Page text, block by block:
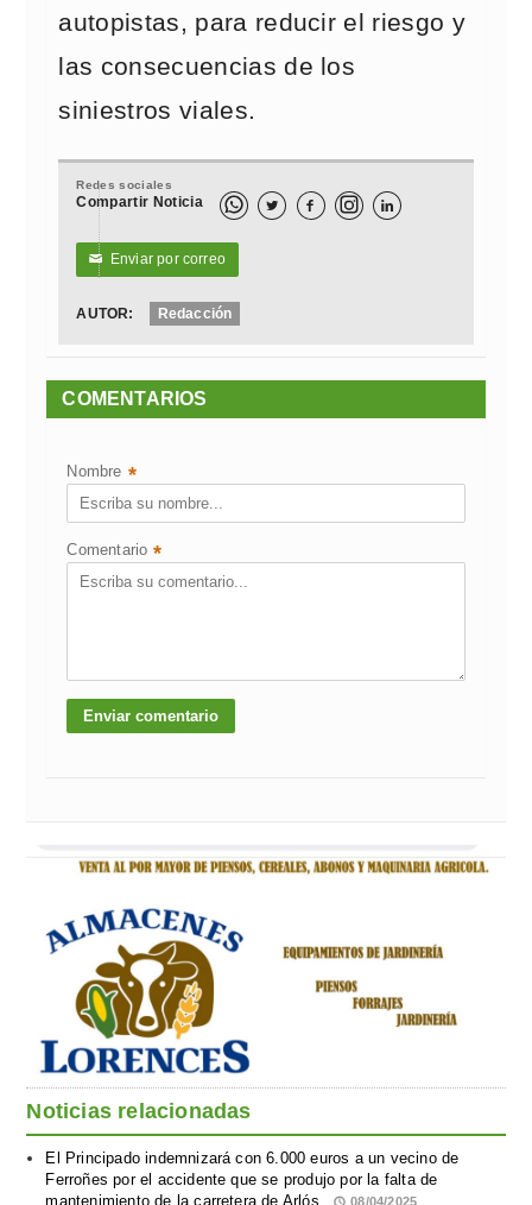
autopistas, para reducir el riesgo y
las consecuencias de los
siniestros viales.
Redes sociales
Compartir Noticia   
✉ Enviar por correo
AUTOR: Redacción
COMENTARIOS
Nombre *
Comentario *
Noticias relacionadas
El Principado indemnizará con 6.000 euros a un vecino de
Ferroñes por el accidente que se produjo por la falta de
mantenimiento de la carretera de Arlós
08/04/2025